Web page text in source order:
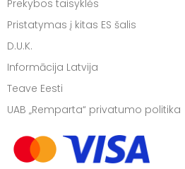
Prekybos taisyklės
Pristatymas į kitas ES šalis
D.U.K.
Informācija Latvija
Teave Eesti
UAB „Remparta“ privatumo politika